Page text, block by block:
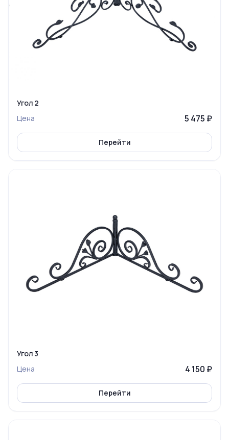
Угол 2
Цена
5 475 ₽
Перейти
Угол 3
Цена
4 150 ₽
Перейти